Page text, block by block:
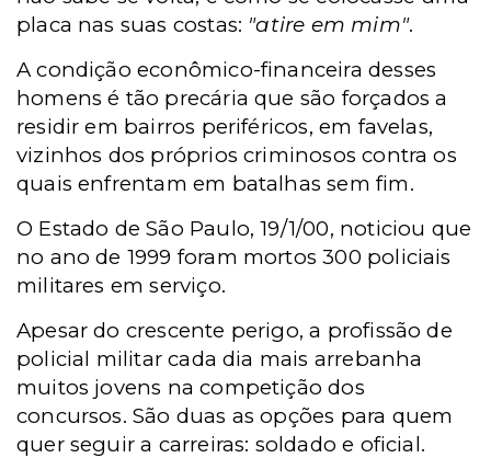
placa nas suas costas: "atire em mim".
A condição econômico-financeira desses
homens é tão precária que são forçados a
residir em bairros periféricos, em favelas,
vizinhos dos próprios criminosos contra os
quais enfrentam em batalhas sem fim.
O Estado de São Paulo, 19/1/00, noticiou que
no ano de 1999 foram mortos 300 policiais
militares em serviço.
Apesar do crescente perigo, a profissão de
policial militar cada dia mais arrebanha
muitos jovens na competição dos
concursos. São duas as opções para quem
quer seguir a carreiras: soldado e oficial.